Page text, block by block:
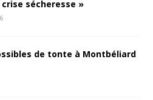
crise sécheresse »
de tonte à Montbéliard